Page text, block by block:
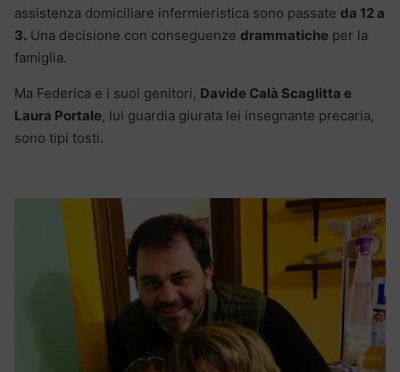
assistenza domiciliare infermieristica sono passate da 12 a
3. Una decisione con conseguenze drammatiche per la
famiglia.
Ma Federica e i suoi genitori, Davide Calà Scaglitta e
Laura Portale, lui guardia giurata lei insegnante precaria,
sono tipi tosti.